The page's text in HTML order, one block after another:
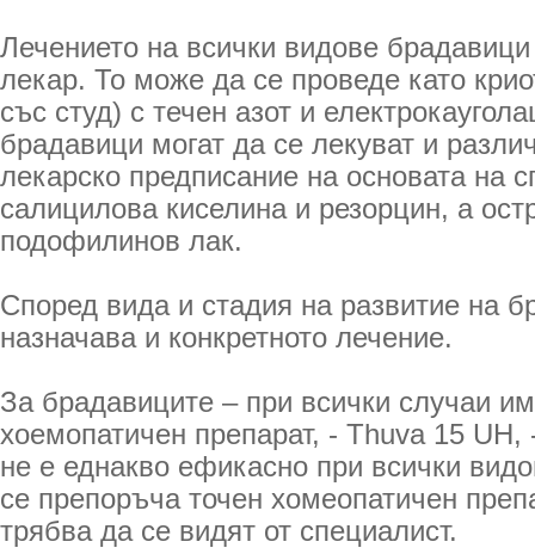
Лечението на всички видове
лекар. То може да се проведе като
със студ) с течен азот и
брадавици могат да се лекуват и
лекарско предписание на основата на
салицилова киселина и резорцин, а
подофилинов лак.
Според вида и стадия на развитие на
назначава и конкретното лечение.
За брадавиците – при всички случаи
хоемопатичен препарат, - Thuva 15 UH,
не е еднакво ефикасно при всички
се препоръча точен хомеопатичен
трябва да се видят от специалист.